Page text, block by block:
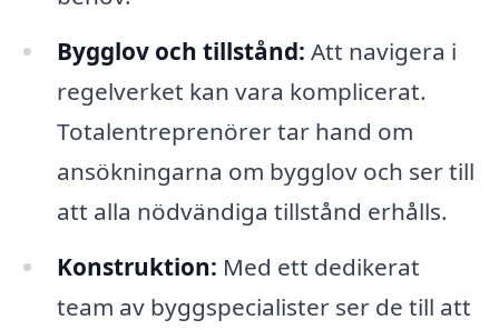
Bygglov och tillstånd: Att navigera i
regelverket kan vara komplicerat.
Totalentreprenörer tar hand om
ansökningarna om bygglov och ser till
att alla nödvändiga tillstånd erhålls.
Konstruktion: Med ett dedikerat
team av byggspecialister ser de till att